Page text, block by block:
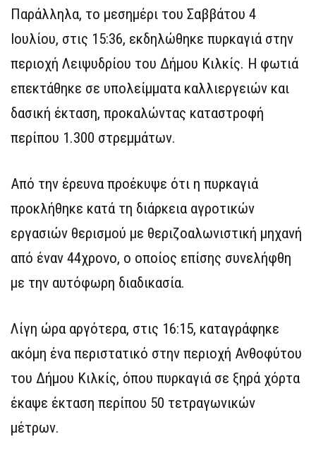
Παράλληλα, το μεσημέρι του Σαββάτου 4
Ιουλίου, στις 15:36, εκδηλώθηκε πυρκαγιά στην
περιοχή Λειψυδρίου του Δήμου Κιλκίς. Η φωτιά
επεκτάθηκε σε υπολείμματα καλλιεργειών και
δασική έκταση, προκαλώντας καταστροφή
περίπου 1.300 στρεμμάτων.
Από την έρευνα προέκυψε ότι η πυρκαγιά
προκλήθηκε κατά τη διάρκεια αγροτικών
εργασιών θερισμού με θεριζοαλωνιστική μηχανή
από έναν 44χρονο, ο οποίος επίσης συνελήφθη
με την αυτόφωρη διαδικασία.
Λίγη ώρα αργότερα, στις 16:15, καταγράφηκε
ακόμη ένα περιστατικό στην περιοχή Ανθοφύτου
του Δήμου Κιλκίς, όπου πυρκαγιά σε ξηρά χόρτα
έκαψε έκταση περίπου 50 τετραγωνικών
μέτρων.